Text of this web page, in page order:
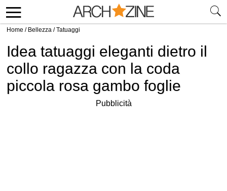
Home / Bellezza /Tatuaggi
Idea tatuaggi eleganti dietro il
collo ragazza con la coda
piccola rosa gambo foglie
Pubblicità